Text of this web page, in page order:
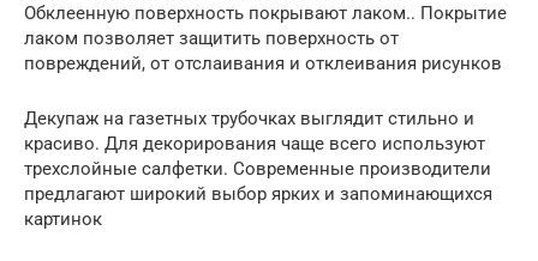
Обклеенную поверхность покрывают лаком.. Покрытие
лаком позволяет защитить поверхность от
повреждений, от отслаивания и отклеивания рисунков
Декупаж на газетных трубочках выглядит стильно и
красиво. Для декорирования чаще всего используют
трехслойные салфетки. Современные производители
предлагают широкий выбор ярких и запоминающихся
картинок